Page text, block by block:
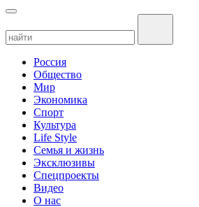
Россия
Общество
Мир
Экономика
Спорт
Культура
Life Style
Семья и жизнь
Эксклюзивы
Спецпроекты
Видео
О нас